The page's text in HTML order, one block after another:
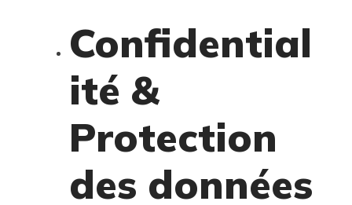
Confidential
ité &
Protection
des données